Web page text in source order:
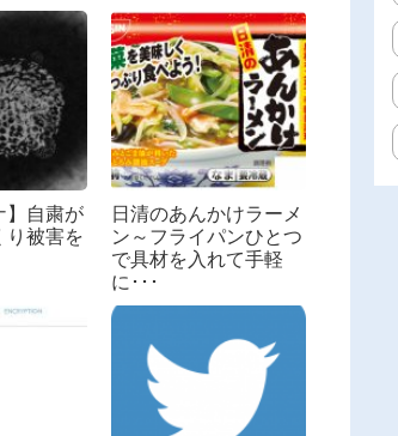
】自粛が
り被害を
日清のあんかけラーメ
ン～フライパンひとつ
で具材を入れて手軽
に･･･